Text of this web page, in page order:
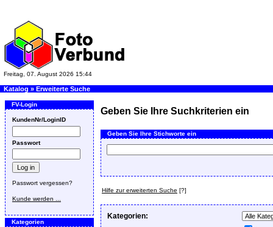
Freitag, 07. August 2026 15:44
Katalog » Erweiterte Suche
FV-Login
KundenNr/LoginID
Passwort
Passwort vergessen?
Kunde werden ...
Kategorien
Geben Sie Ihre Suchkriterien ein
Geben Sie Ihre Stichworte ein
Hilfe zur erweiterten Suche [?]
Kategorien: